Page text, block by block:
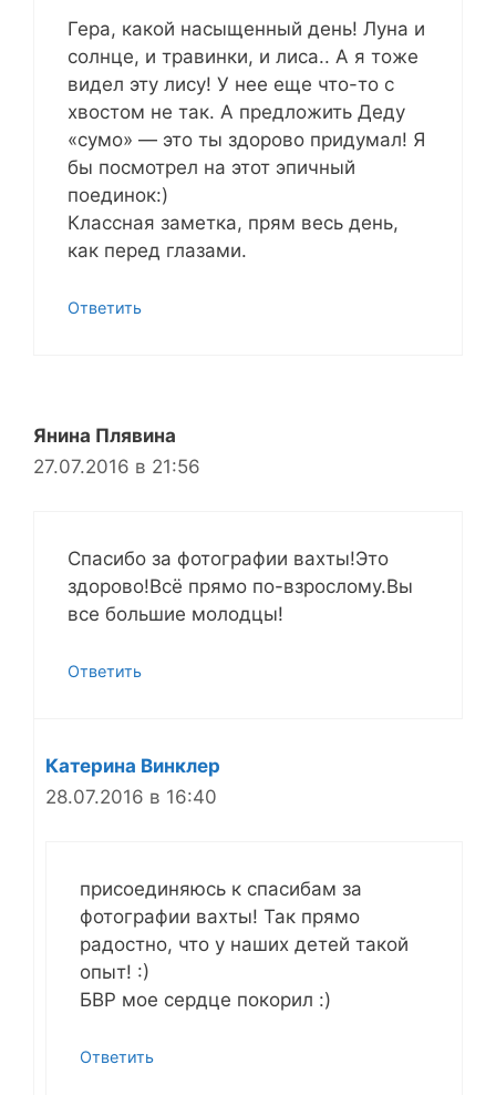
Гера, какой насыщенный день! Луна и
солнце, и травинки, и лиса.. А я тоже
видел эту лису! У нее еще что-то с
хвостом не так. А предложить Деду
«сумо» — это ты здорово придумал! Я
бы посмотрел на этот эпичный
поединок:)
Классная заметка, прям весь день,
как перед глазами.
Ответить
Янина Плявина
27.07.2016 в 21:56
Спасибо за фотографии вахты!Это
здорово!Всё прямо по-взрослому.Вы
все большие молодцы!
Ответить
Катерина Винклер
28.07.2016 в 16:40
присоединяюсь к спасибам за
фотографии вахты! Так прямо
радостно, что у наших детей такой
опыт! :)
БВР мое сердце покорил :)
Ответить